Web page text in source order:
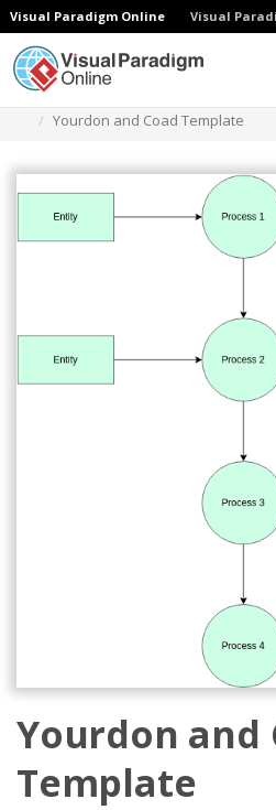
Visual Paradigm Online Visual
Yourdon and Coad Template
Yourdon and
Template